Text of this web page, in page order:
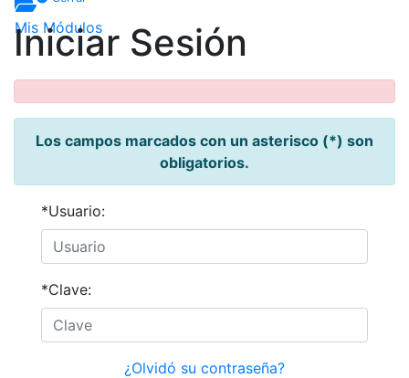
Mis Módulos
Iniciar Sesión
Los campos marcados con un asterisco (*) son
obligatorios.
*Usuario:
*Clave:
¿Olvidó su contraseña?